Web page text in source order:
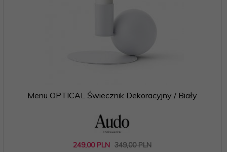
Menu OPTICAL Świecznik Dekoracyjny / Biały
249,00 PLN 349,00 PLN